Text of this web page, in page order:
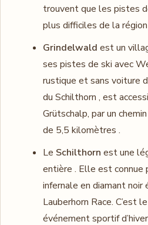
trouvent que les pistes
plus difficiles de la région
Grindelwald est un
ses pistes de ski avec
rustique et sans voiture
du Schilthorn , est
Grütschalp, par un
de 5,5 kilomètres .
Le Schilthorn est une
entière . Elle est connue
infernale en diamant
Lauberhorn Race. C’est
événement sportif